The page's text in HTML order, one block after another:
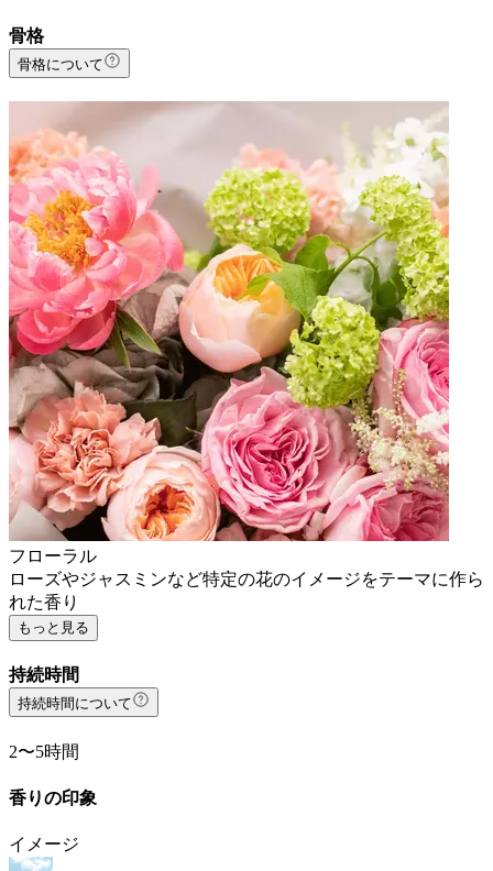
骨格
骨格について
フローラル
ローズやジャスミンなど特定の花のイメージをテーマに作ら
れた香り
もっと見る
持続時間
持続時間について
2〜5時間
香りの印象
イメージ